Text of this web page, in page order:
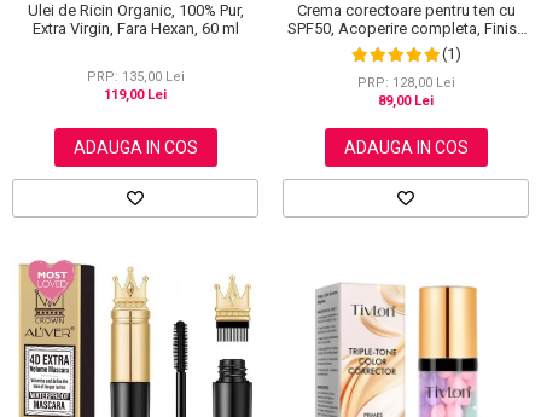
Ulei de Ricin Organic, 100% Pur,
Extra Virgin, Fara Hexan, 60 ml
PRP: 135,00 Lei
119,00 Lei
ADAUGA IN COS
Crema corectoare pentru ten cu
SPF50, Acoperire completa, Finish
mat, Rezistenta, Anti Roseata, CC
Cream Sefudun, 30 ml
(1)
PRP: 128,00 Lei
89,00 Lei
ADAUGA IN COS